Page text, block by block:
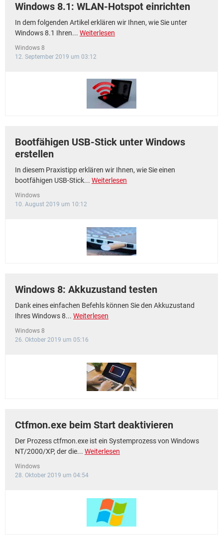
Windows 8.1: WLAN-Hotspot einrichten
In dem folgenden Artikel erklären wir Ihnen, wie Sie unter
Windows 8.1 Ihren... Weiterlesen
Windows 8
12. September 2019 um 03:12
Bootfähigen USB-Stick unter Windows
erstellen
In diesem Praxistipp erklären wir Ihnen, wie Sie einen
bootfähigen USB-Stick... Weiterlesen
Windows
10. August 2019 um 10:12
Windows 8: Akkuzustand testen
Dank eines einfachen Befehls können Sie den Akkuzustand
Ihres Windows 8... Weiterlesen
Windows 8
26. Oktober 2019 um 05:16
Ctfmon.exe beim Start deaktivieren
Der Prozess ctfmon.exe ist ein Systemprozess von Windows
NT/2000/XP, der die... Weiterlesen
Windows
28. Oktober 2019 um 04:54